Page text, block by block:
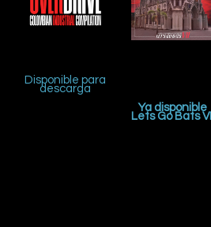
Disponible para
descarga
Ya disponible
Lets Go Bats VII